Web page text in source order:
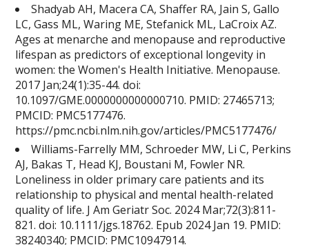
Shadyab AH, Macera CA, Shaffer RA, Jain S, Gallo
LC, Gass ML, Waring ME, Stefanick ML, LaCroix AZ.
Ages at menarche and menopause and reproductive
lifespan as predictors of exceptional longevity in
women: the Women's Health Initiative. Menopause.
2017 Jan;24(1):35-44. doi:
10.1097/GME.0000000000000710. PMID: 27465713;
PMCID: PMC5177476.
https://pmc.ncbi.nlm.nih.gov/articles/PMC5177476/
Williams-Farrelly MM, Schroeder MW, Li C, Perkins
AJ, Bakas T, Head KJ, Boustani M, Fowler NR.
Loneliness in older primary care patients and its
relationship to physical and mental health-related
quality of life. J Am Geriatr Soc. 2024 Mar;72(3):811-
821. doi: 10.1111/jgs.18762. Epub 2024 Jan 19. PMID:
38240340; PMCID: PMC10947914.